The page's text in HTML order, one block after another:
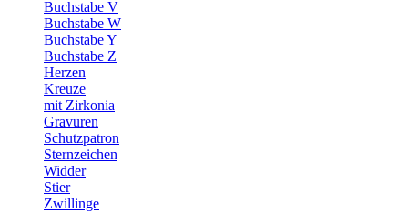
Buchstabe V
Buchstabe W
Buchstabe Y
Buchstabe Z
Herzen
Kreuze
mit Zirkonia
Gravuren
Schutzpatron
Sternzeichen
Widder
Stier
Zwillinge